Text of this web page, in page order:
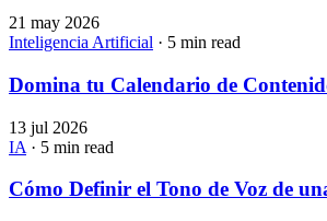
21 may 2026
Inteligencia Artificial · 5 min read
Domina tu Calendario de
13 jul 2026
IA · 5 min read
Cómo Definir el Tono de Voz de